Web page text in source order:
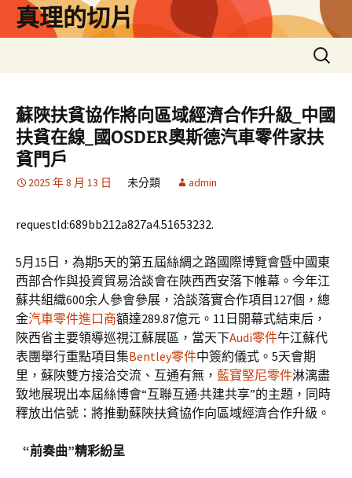
真理的切片
搜
尋
鍵
字:
蘇陜扶貧協作將向區域經濟合作升級_中國
扶貧在線_國OSDER奧斯德汽車零件家扶
貧門戶
2025 年 8 月 13 日 未分類 admin
requestId:689bb212a827a4.51653232.
5月15日，為期5天的第五屆絲綢之路國際博覽會暨中國東
西部合作與投資貿易洽談會在陜西西安落下帷幕。今年江
蘇共組織600余人參會參展，洽談落實合作項目127個，總
金汽車零件進口商額達289.87億元。11日開幕式結束后，
陜西省主要領導巡視江蘇展區，當天下Audi零件午江蘇代
表團舉行重點項目集Bentley零件中簽約儀式。5天會期
里，蘇陜雙方接洽交流、互通有無， 藍寶堅尼零件淋漓盡
致地展現出本屆絲博會“互聯互通·共建共享”的主題，同時
釋放出信號：將推動蘇陜扶貧協作向區域經濟合作升級。
“前奏曲”精彩紛呈